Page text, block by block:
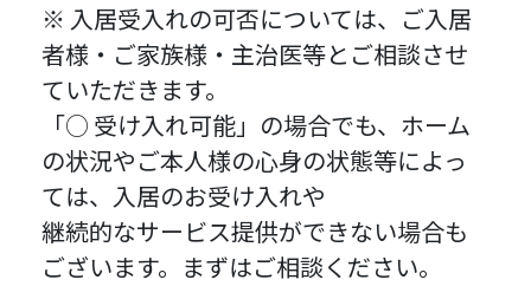
※ 入居受入れの可否については、ご入居
者様・ご家族様・主治医等とご相談させ
ていただきます。
「○ 受け入れ可能」の場合でも、ホーム
の状況やご本人様の心身の状態等によっ
ては、入居のお受け入れや
継続的なサービス提供ができない場合も
ございます。まずはご相談ください。